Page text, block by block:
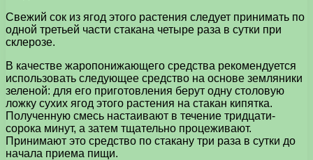
Свежий сок из ягод этого растения следует принимать по
одной третьей части стакана четыре раза в сутки при
склерозе.
В качестве жаропонижающего средства рекомендуется
использовать следующее средство на основе земляники
зеленой: для его приготовления берут одну столовую
ложку сухих ягод этого растения на стакан кипятка.
Полученную смесь настаивают в течение тридцати-
сорока минут, а затем тщательно процеживают.
Принимают это средство по стакану три раза в сутки до
начала приема пищи.